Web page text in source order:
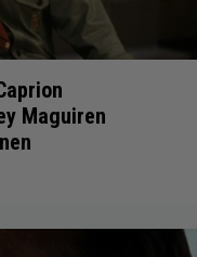
Maguiren